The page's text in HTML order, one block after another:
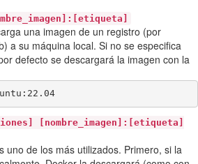
una imagen de un registro (por
a su máquina local. Si no se especifica
defecto se descargará la imagen con la
[nombre_imagen]:[etiqueta]
uno de los más utilizados. Primero, si la